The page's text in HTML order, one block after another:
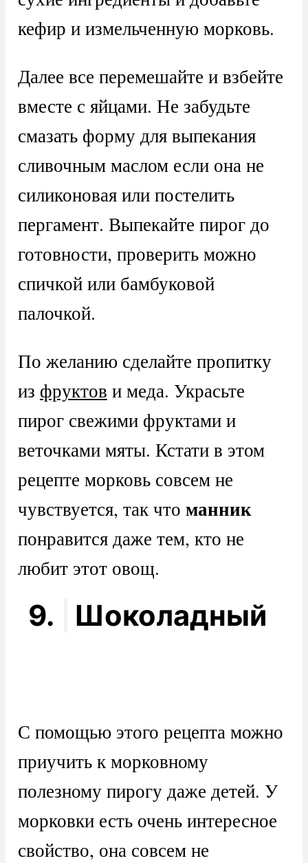
кефир и измельченную морковь.
Далее все перемешайте и взбейте
вместе с яйцами. Не забудьте
смазать форму для выпекания
сливочным маслом если она не
силиконовая или постелить
пергамент. Выпекайте пирог до
готовности, проверить можно
спичкой или бамбуковой
палочкой.
По желанию сделайте пропитку
из фруктов и меда. Украсьте
пирог свежими фруктами и
веточками мяты. Кстати в этом
рецепте морковь совсем не
чувствуется, так что манник
понравится даже тем, кто не
любит этот овощ.
9. Шоколадный
С помощью этого рецепта можно
приучить к морковному
полезному пирогу даже детей. У
морковки есть очень интересное
свойство, она совсем не